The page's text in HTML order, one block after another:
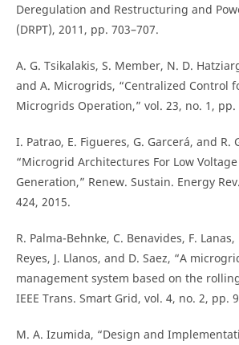
Deregulation and Restructuring and
(DRPT), 2011, pp. 703–707.
A. G. Tsikalakis, S. Member, N. D.
and A. Microgrids, “Centralized Control
Microgrids Operation,” vol. 23, no. 1, pp.
I. Patrao, E. Figueres, G. Garcerá, and R.
“Microgrid Architectures For Low
Generation,” Renew. Sustain. Energy
424, 2015.
R. Palma-Behnke, C. Benavides, F. Lanas,
Reyes, J. Llanos, and D. Saez, “A
management system based on the
IEEE Trans. Smart Grid, vol. 4, no. 2, pp.
M. A. Izumida, “Design and